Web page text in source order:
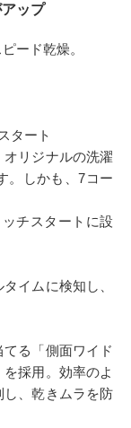
タビュー
ップ
ード乾燥。
タート
リジナルの洗濯
。しかも、7コー
チスタートに設
イムに検知し、
る「側面ワイド
採用。効率のよ
、乾きムラを防